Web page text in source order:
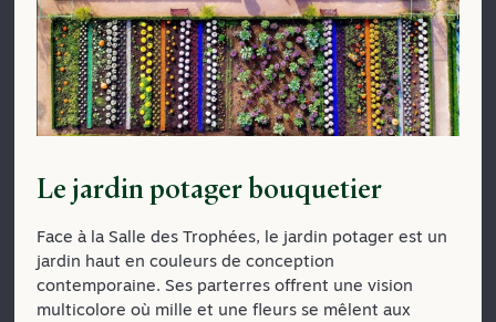
Le jardin potager bouquetier
Face à la Salle des Trophées, le jardin potager est un
jardin haut en couleurs de conception
contemporaine. Ses parterres offrent une vision
multicolore où mille et une fleurs se mêlent aux